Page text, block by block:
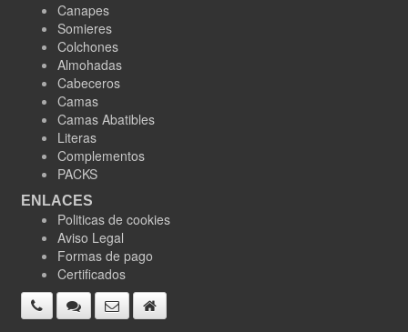
Canapes
Somieres
Colchones
Almohadas
Cabeceros
Camas
Camas Abatibles
Literas
Complementos
PACKS
ENLACES
Politicas de cookies
Aviso Legal
Formas de pago
Certificados